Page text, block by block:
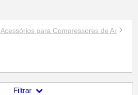
Acessórios para Compressores de Ar
Filtrar